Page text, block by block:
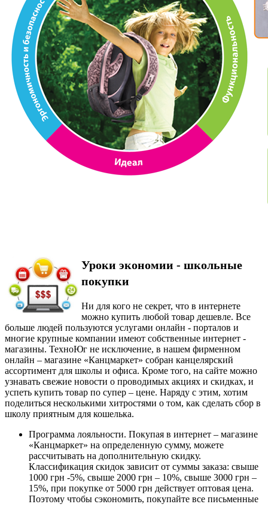
Уроки экономии - школьные
покупки
Ни для кого не секрет, что в интернете
можно купить любой товар дешевле. Все
больше людей пользуются услугами онлайн - порталов и
многие крупные компании имеют собственные интернет -
магазины. ТехноЮг не исключение, в нашем фирменном
онлайн – магазине «Канцмаркет» собран канцелярский
ассортимент для школы и офиса. Кроме того, на сайте можно
узнавать свежие новости о проводимых акциях и скидках, и
успеть купить товар по супер – цене. Наряду с этим, хотим
поделиться несколькими хитростями о том, как сделать сбор в
школу приятным для кошелька.
Программа лояльности. Покупая в интернет – магазине
«Канцмаркет» на определенную сумму, можете
рассчитывать на дополнительную скидку.
Классификация скидок зависит от суммы заказа: свыше
1000 грн -5%, свыше 2000 грн – 10%, свыше 3000 грн –
15%, при покупке от 5000 грн действует оптовая цена.
Поэтому чтобы сэкономить, покупайте все письменные